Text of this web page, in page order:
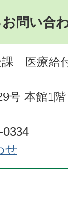
問い合
医療給
号 本館1階
せ